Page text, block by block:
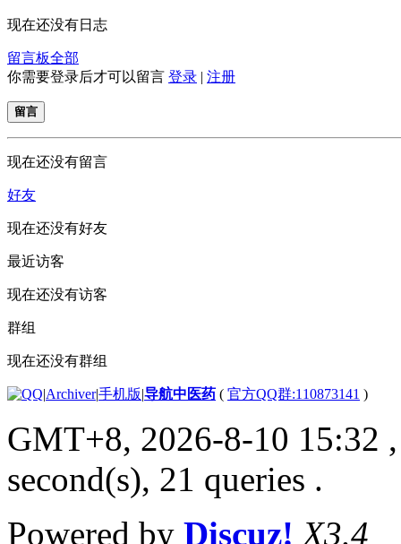
现在还没有日志
留言板全部
你需要登录后才可以留言 登录 | 注册
留言
现在还没有留言
好友
现在还没有好友
最近访客
现在还没有访客
群组
现在还没有群组
|Archiver|手机版|导航中医药 ( 官方QQ群:110873141 )
GMT+8, 2026-8-10 15:32
second(s), 21 queries .
Powered by Discuz! X3.4